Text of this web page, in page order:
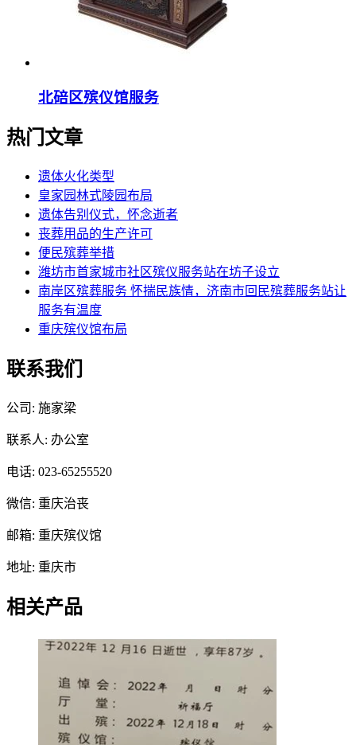
北碚区殡仪馆服务
热门文章
遗体火化类型
皇家园林式陵园布局
遗体告别仪式，怀念逝者
丧葬用品的生产许可
便民殡葬举措
潍坊市首家城市社区殡仪服务站在坊子设立
南岸区殡葬服务 怀揣民族情，济南市回民殡葬服务站让
服务有温度
重庆殡仪馆布局
联系我们
公司: 施家梁
联系人: 办公室
电话: 023-65255520
微信: 重庆治丧
邮箱: 重庆殡仪馆
地址: 重庆市
相关产品